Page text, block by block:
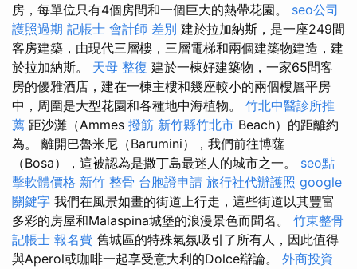
房，每單位只有4個房間和一個巨大的熱帶花園。 seo公司
護照過期 記帳士 會計師 差別 建於拉加納斯，是一座249間
客房建築，由現代三層樓，三層電梯和兩個建築物建造，建
於拉加納斯。 天母 整復 建於一棟好建築物，一家65間客
房的優雅酒店，建在一棟主樓和幾座較小的兩個樓層平房
中，周圍是大型花園和各種地中海植物。 竹北中醫診所推
薦 距沙灘（Ammes 撥筋 新竹縣竹北市 Beach）的距離約
為。 離開巴魯米尼（Barumini），我們前往博薩
（Bosa），這被認為是撒丁島最迷人的城市之一。 seo點
擊軟體價格 新竹 整骨 台胞證申請 旅行社代辦護照 google
關鍵字 我們在風景如畫的街道上行走，這些街道以其豐富
多彩的房屋和Malaspina城堡的浪漫景色而聞名。 竹東整骨
記帳士 報名費 舊城區的特殊氣氛吸引了所有人，因此值得
與Aperol或咖啡一起享受意大利的Dolce辯論。 外商投資